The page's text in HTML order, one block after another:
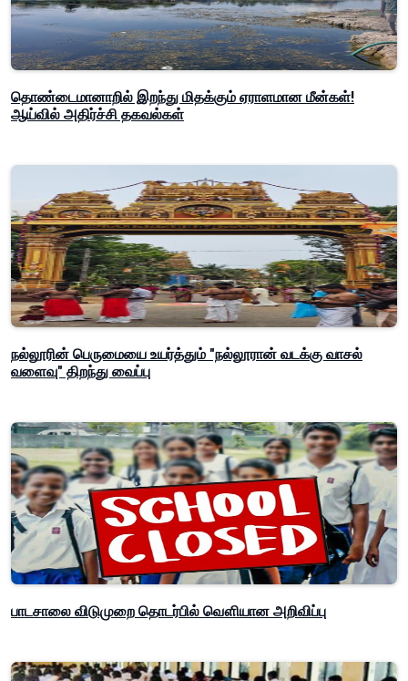
தொண்டைமானாறில் இறந்து மிதக்கும் ஏராளமான மீன்கள்!
ஆய்வில் அதிர்ச்சி தகவல்கள்
நல்லூரின் பெருமையை உயர்த்தும் "நல்லூரான் வடக்கு வாசல்
வளைவு" திறந்து வைப்பு
பாடசாலை விடுமுறை தொடர்பில் வௌியான அறிவிப்பு